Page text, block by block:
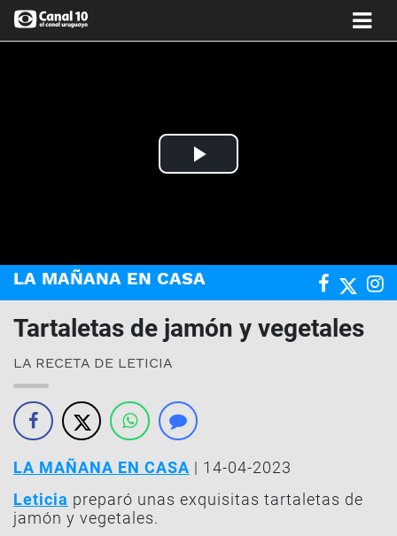
Play
LA MAÑANA EN CASA
Tartaletas de jamón y vegetales
LA RECETA DE LETICIA
LA MAÑANA EN CASA | 14-04-2023
Leticia preparó unas exquisitas tartaletas de
jamón y vegetales.